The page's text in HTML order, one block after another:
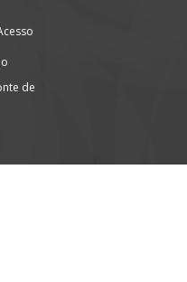
de